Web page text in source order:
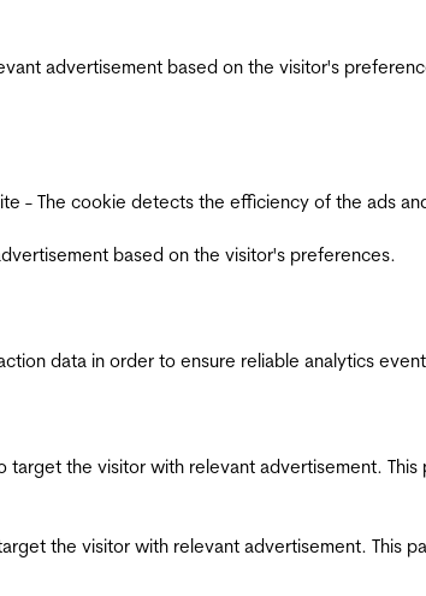
advertisement based on the visitor's
- The cookie detects the efficiency of the ads
based on the visitor's preferences.
data in order to ensure reliable analytics
the visitor with relevant advertisement.
the visitor with relevant advertisement. This